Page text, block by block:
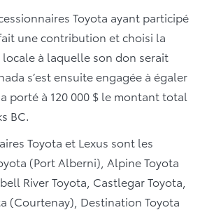
Toyota ayant participé
une contribution et choisi la
à laquelle son don serait
s’est ensuite engagée à égaler
porté à 120 000 $ le montant total
BC.
Toyota et Lexus sont les
(Port Alberni), Alpine Toyota
River Toyota, Castlegar Toyota,
(Courtenay), Destination Toyota